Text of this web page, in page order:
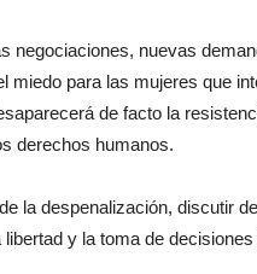
negociaciones, nuevas
miedo para las mujeres que
de facto la
derechos humanos.
la despenalización, discutir
y la toma de